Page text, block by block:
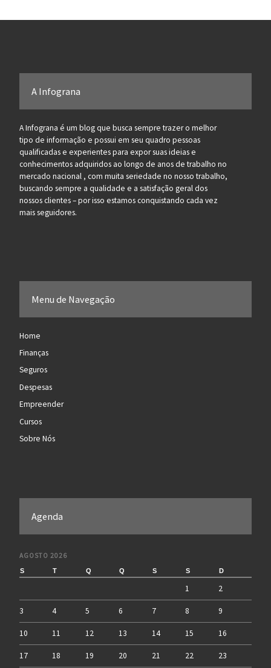
A Infograna
A Infograna é um blog que busca sempre trazer o melhor
tipo de informação e possui em seu quadro pessoas
qualificadas e experientes para expor suas ideias e
conhecimentos adquiridos ao longo de anos de trabalho no
mercado nacional , com muita seriedade no nosso trabalho,
buscando sempre a qualidade e a satisfação geral dos
nossos clientes – por isso estamos conquistando cada vez
mais seguidores.
Menu de Navegação
Home
Finanças
Seguros
Despesas
Empreender
Cursos
Sobre Nós
Agenda
AGOSTO 2026
S T Q Q S S D
1 2
3 4 5 6 7 8 9
10 11 12 13 14 15 16
17 18 19 20 21 22 23